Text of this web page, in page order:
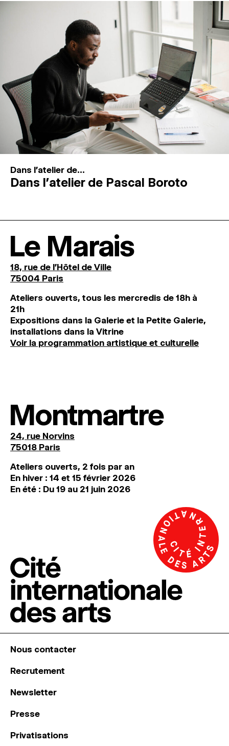
Dans l'atelier de...
Dans l’atelier de Pascal Boroto
Le Marais
18, rue de l'Hôtel de Ville
75004 Paris
Ateliers ouverts, tous les mercredis de 18h à
21h
Expositions dans la Galerie et la Petite Galerie,
installations dans la Vitrine
Voir la programmation artistique et culturelle
Montmartre
24, rue Norvins
75018 Paris
Ateliers ouverts, 2 fois par an
En hiver : 14 et 15 février 2026
En été : Du 19 au 21 juin 2026
Nous contacter
Recrutement
Newsletter
Presse
Privatisations